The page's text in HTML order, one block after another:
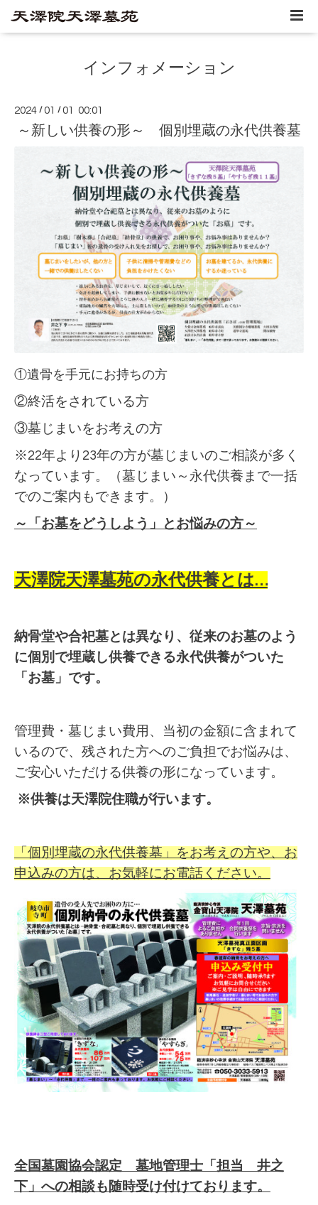
インフォメーション
2024 /01 /01 00:01
～新しい供養の形～ 個別埋蔵の永代供養墓
①遺骨を手元にお持ちの方
②終活をされている方
③墓じまいをお考えの方
※22年より23年の方が墓じまいのご相談が多く
なっています。（墓じまい～永代供養まで一括
でのご案内もできます。）
～「お墓をどうしよう」とお悩みの方～
天澤院天澤墓苑の永代供養とは…
納骨堂や合祀墓とは異なり、従来のお墓のよう
に個別で埋蔵し供養できる永代供養がついた
「お墓」です。
管理費・墓じまい費用、当初の金額に含まれて
いるので、残された方へのご負担でお悩みは、
ご安心いただける供養の形になっています。
※供養は天澤院住職が行います。
「個別埋蔵の永代供養墓」をお考えの方や、お
申込みの方は、お気軽にお電話ください。
全国墓園協会認定 墓地管理士「担当 井之
下」への相談も随時受け付けております。